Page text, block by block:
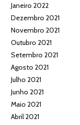
Janeiro 2022
Dezembro 2021
Novembro 2021
Outubro 2021
Setembro 2021
Agosto 2021
Julho 2021
Junho 2021
Maio 2021
Abril 2021